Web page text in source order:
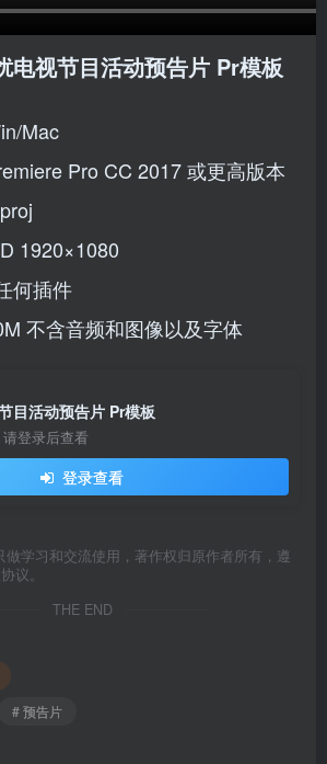
电视节目活动预告片 Pr模板
Mac
Pro CC 2017 或更高版本
1920×1080
何插件
不含音频和图像以及字体
目活动预告片 Pr模板
登录后查看
登录查看
学习和交流使用，著作权归原作者所有，遵
议。
THE END
# 预告片